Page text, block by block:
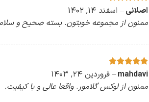
امتیاز5از اصلانی– اسفند ۱۴, ۱۴۰۲
ممنون از مجموعه خوبتون. بسته صحیح و
امتیاز5از
mahdavi
– فروردین ۲۴, ۱۴۰۳
ممنون از لوکس گلامور. واقعا عالی و با کیفیت.